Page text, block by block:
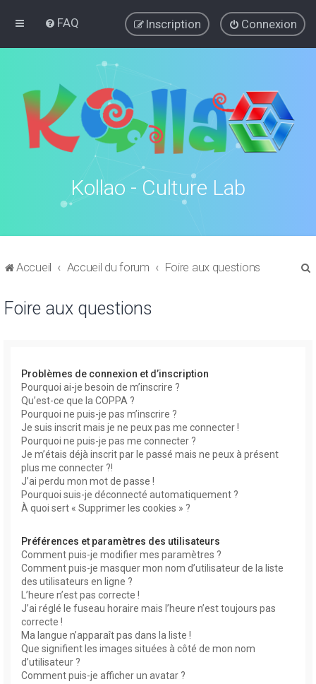
FAQ Connexion
Inscription
Kollao - Culture Lab
Accueil Accueil du forum Foire aux questions
Foire aux questions
Problèmes de connexion et d’inscription
Pourquoi ai-je besoin de m’inscrire ?
Qu’est-ce que la COPPA ?
Pourquoi ne puis-je pas m’inscrire ?
Je suis inscrit mais je ne peux pas me connecter !
Pourquoi ne puis-je pas me connecter ?
Je m’étais déjà inscrit par le passé mais ne peux à présent
plus me connecter ?!
J’ai perdu mon mot de passe !
Pourquoi suis-je déconnecté automatiquement ?
À quoi sert « Supprimer les cookies » ?
Préférences et paramètres des utilisateurs
Comment puis-je modifier mes paramètres ?
Comment puis-je masquer mon nom d’utilisateur de la liste
des utilisateurs en ligne ?
L’heure n’est pas correcte !
J’ai réglé le fuseau horaire mais l’heure n’est toujours pas
correcte !
Ma langue n’apparaît pas dans la liste !
Que signifient les images situées à côté de mon nom
d’utilisateur ?
Comment puis-je afficher un avatar ?